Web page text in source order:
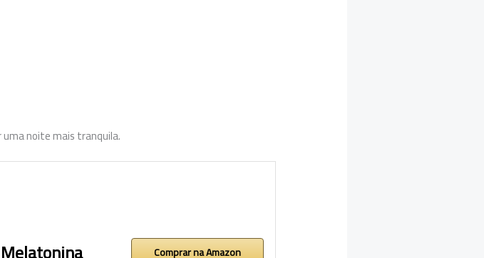
noite mais tranquila.
Comprar na Amazon